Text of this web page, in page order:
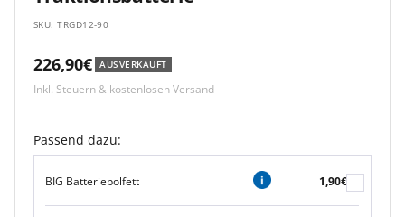
SKU:TRGD12-90
Angebotspreis
226,90€ AUSVERKAUFT
Inkl. Steuern & kostenlosen Versand
Passend dazu:
BIG Batteriepolfett 1,90€